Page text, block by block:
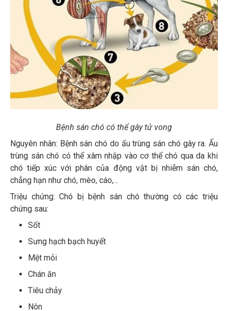
Bệnh sán chó có thể gây tử vong
Nguyên nhân: Bệnh sán chó do ấu trùng sán chó gây ra. Ấu
trùng sán chó có thể xâm nhập vào cơ thể chó qua da khi
chó tiếp xúc với phân của động vật bị nhiễm sán chó,
chẳng hạn như chó, mèo, cáo,...
Triệu chứng: Chó bị bệnh sán chó thường có các triệu
chứng sau:
Sốt
Sưng hạch bạch huyết
Mệt mỏi
Chán ăn
Tiêu chảy
Nôn